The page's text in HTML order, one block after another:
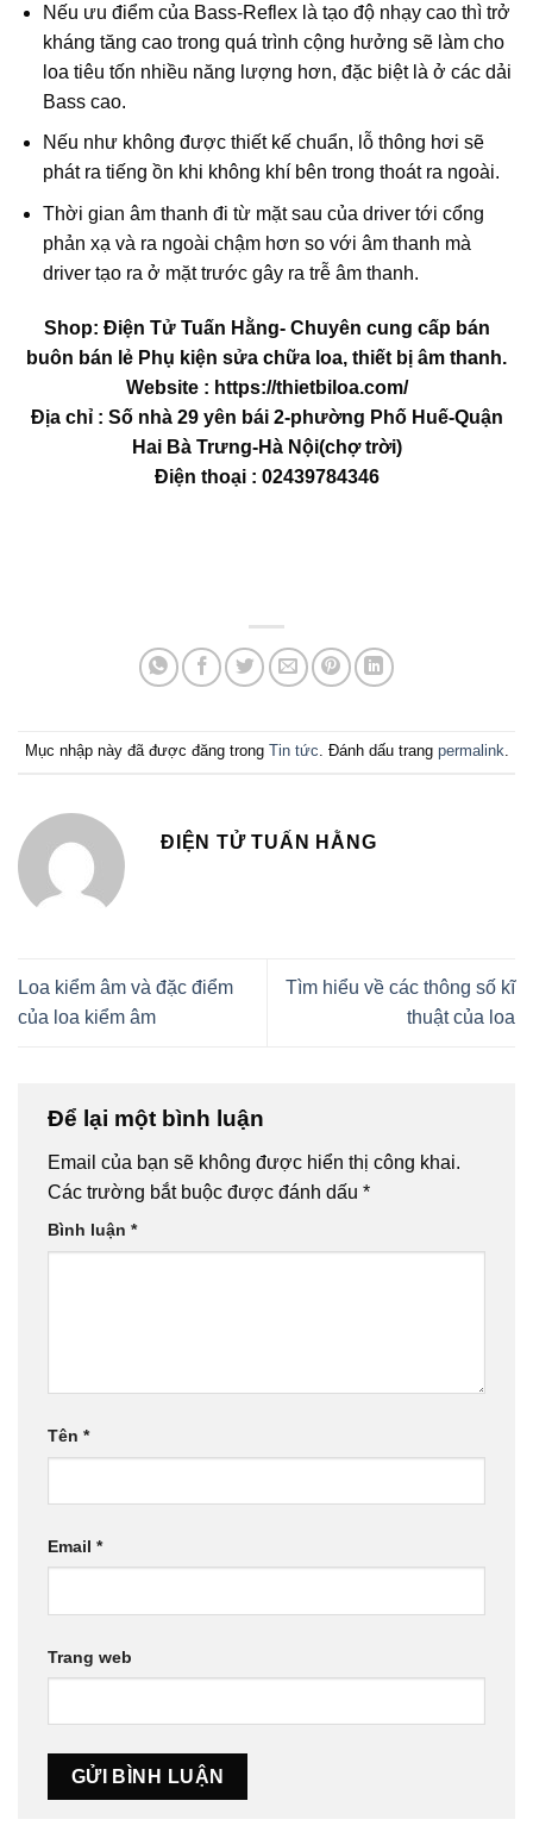
Nếu ưu điểm của Bass-Reflex là tạo độ nhạy cao thì trở
kháng tăng cao trong quá trình cộng hưởng sẽ làm cho
loa tiêu tốn nhiều năng lượng hơn, đặc biệt là ở các dải
Bass cao.
Nếu như không được thiết kế chuẩn, lỗ thông hơi sẽ
phát ra tiếng ồn khi không khí bên trong thoát ra ngoài.
Thời gian âm thanh đi từ mặt sau của driver tới cổng
phản xạ và ra ngoài chậm hơn so với âm thanh mà
driver tạo ra ở mặt trước gây ra trễ âm thanh.
Shop: Điện Tử Tuấn Hằng- Chuyên cung cấp bán
buôn bán lẻ Phụ kiện sửa chữa loa, thiết bị âm thanh.
Website : https://thietbiloa.com/
Địa chỉ : Số nhà 29 yên bái 2-phường Phố Huế-Quận
Hai Bà Trưng-Hà Nội(chợ trời)
Điện thoại : 02439784346
Mục nhập này đã được đăng trong Tin tức. Đánh dấu trang permalink.
ĐIỆN TỬ TUẤN HẰNG
Loa kiểm âm và đặc điểm
của loa kiểm âm
Tìm hiểu về các thông số kĩ
thuật của loa
Để lại một bình luận
Email của bạn sẽ không được hiển thị công khai.
Các trường bắt buộc được đánh dấu *
Bình luận *
Tên *
Email *
Trang web